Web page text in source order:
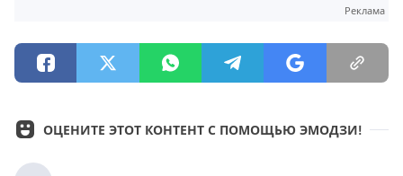
Реклама
ОЦЕНИТЕ ЭТОТ КОНТЕНТ С ПОМОЩЬЮ ЭМОДЗИ!